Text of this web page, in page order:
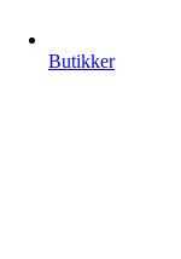
Butikker